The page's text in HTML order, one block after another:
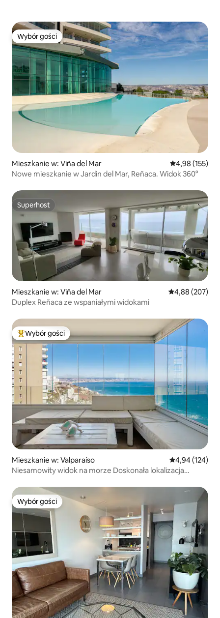
Wybór gości
Wybór gości
Mieszkanie w: Viña del Mar Średnia
4,98 (155)
Nowe mieszkanie w Jardin del Mar, Reñaca. Widok 360°
Superhost
Superhost
Mieszkanie w: Viña del Mar Średnia
4,88 (207)
Duplex Reñaca ze wspaniałymi widokami
Najpopularniejsze z kategorii Wybór gości
Wybór gości
Mieszkanie w: Valparaíso Średnia
4,94 (124)
Niesamowity widok na morze Doskonała lokalizacja
Wybór gości
Wybór gości